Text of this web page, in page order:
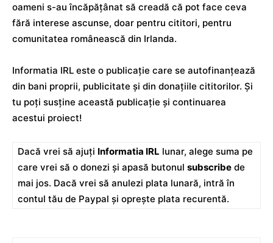
oameni s-au încăpățânat să creadă că pot face ceva
fără interese ascunse, doar pentru cititori, pentru
comunitatea românească din Irlanda.
Informatia IRL este o publicație care se autofinanțează
din bani proprii, publicitate și din donațiile cititorilor. Și
tu poți susține această publicație și continuarea
acestui proiect!
Dacă vrei să ajuți Informatia IRL lunar, alege suma pe
care vrei să o donezi și apasă butonul subscribe de
mai jos. Dacă vrei să anulezi plata lunară, intră în
contul tău de Paypal și oprește plata recurentă.